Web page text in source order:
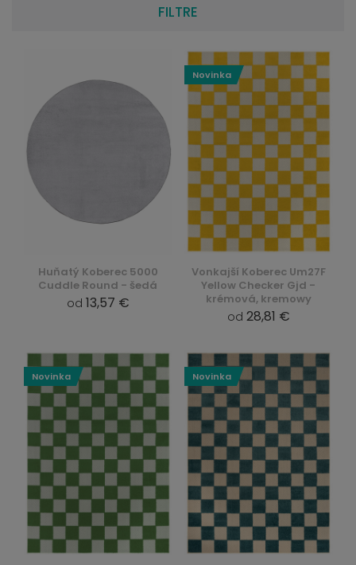
FILTRE
Huňatý Koberec 5000
Cuddle Round - šedá
od 13,57 €
Vonkajší Koberec Um27F
Yellow Checker Gjd -
krémová, kremowy
od 28,81 €
Novinka
Novinka Novinka